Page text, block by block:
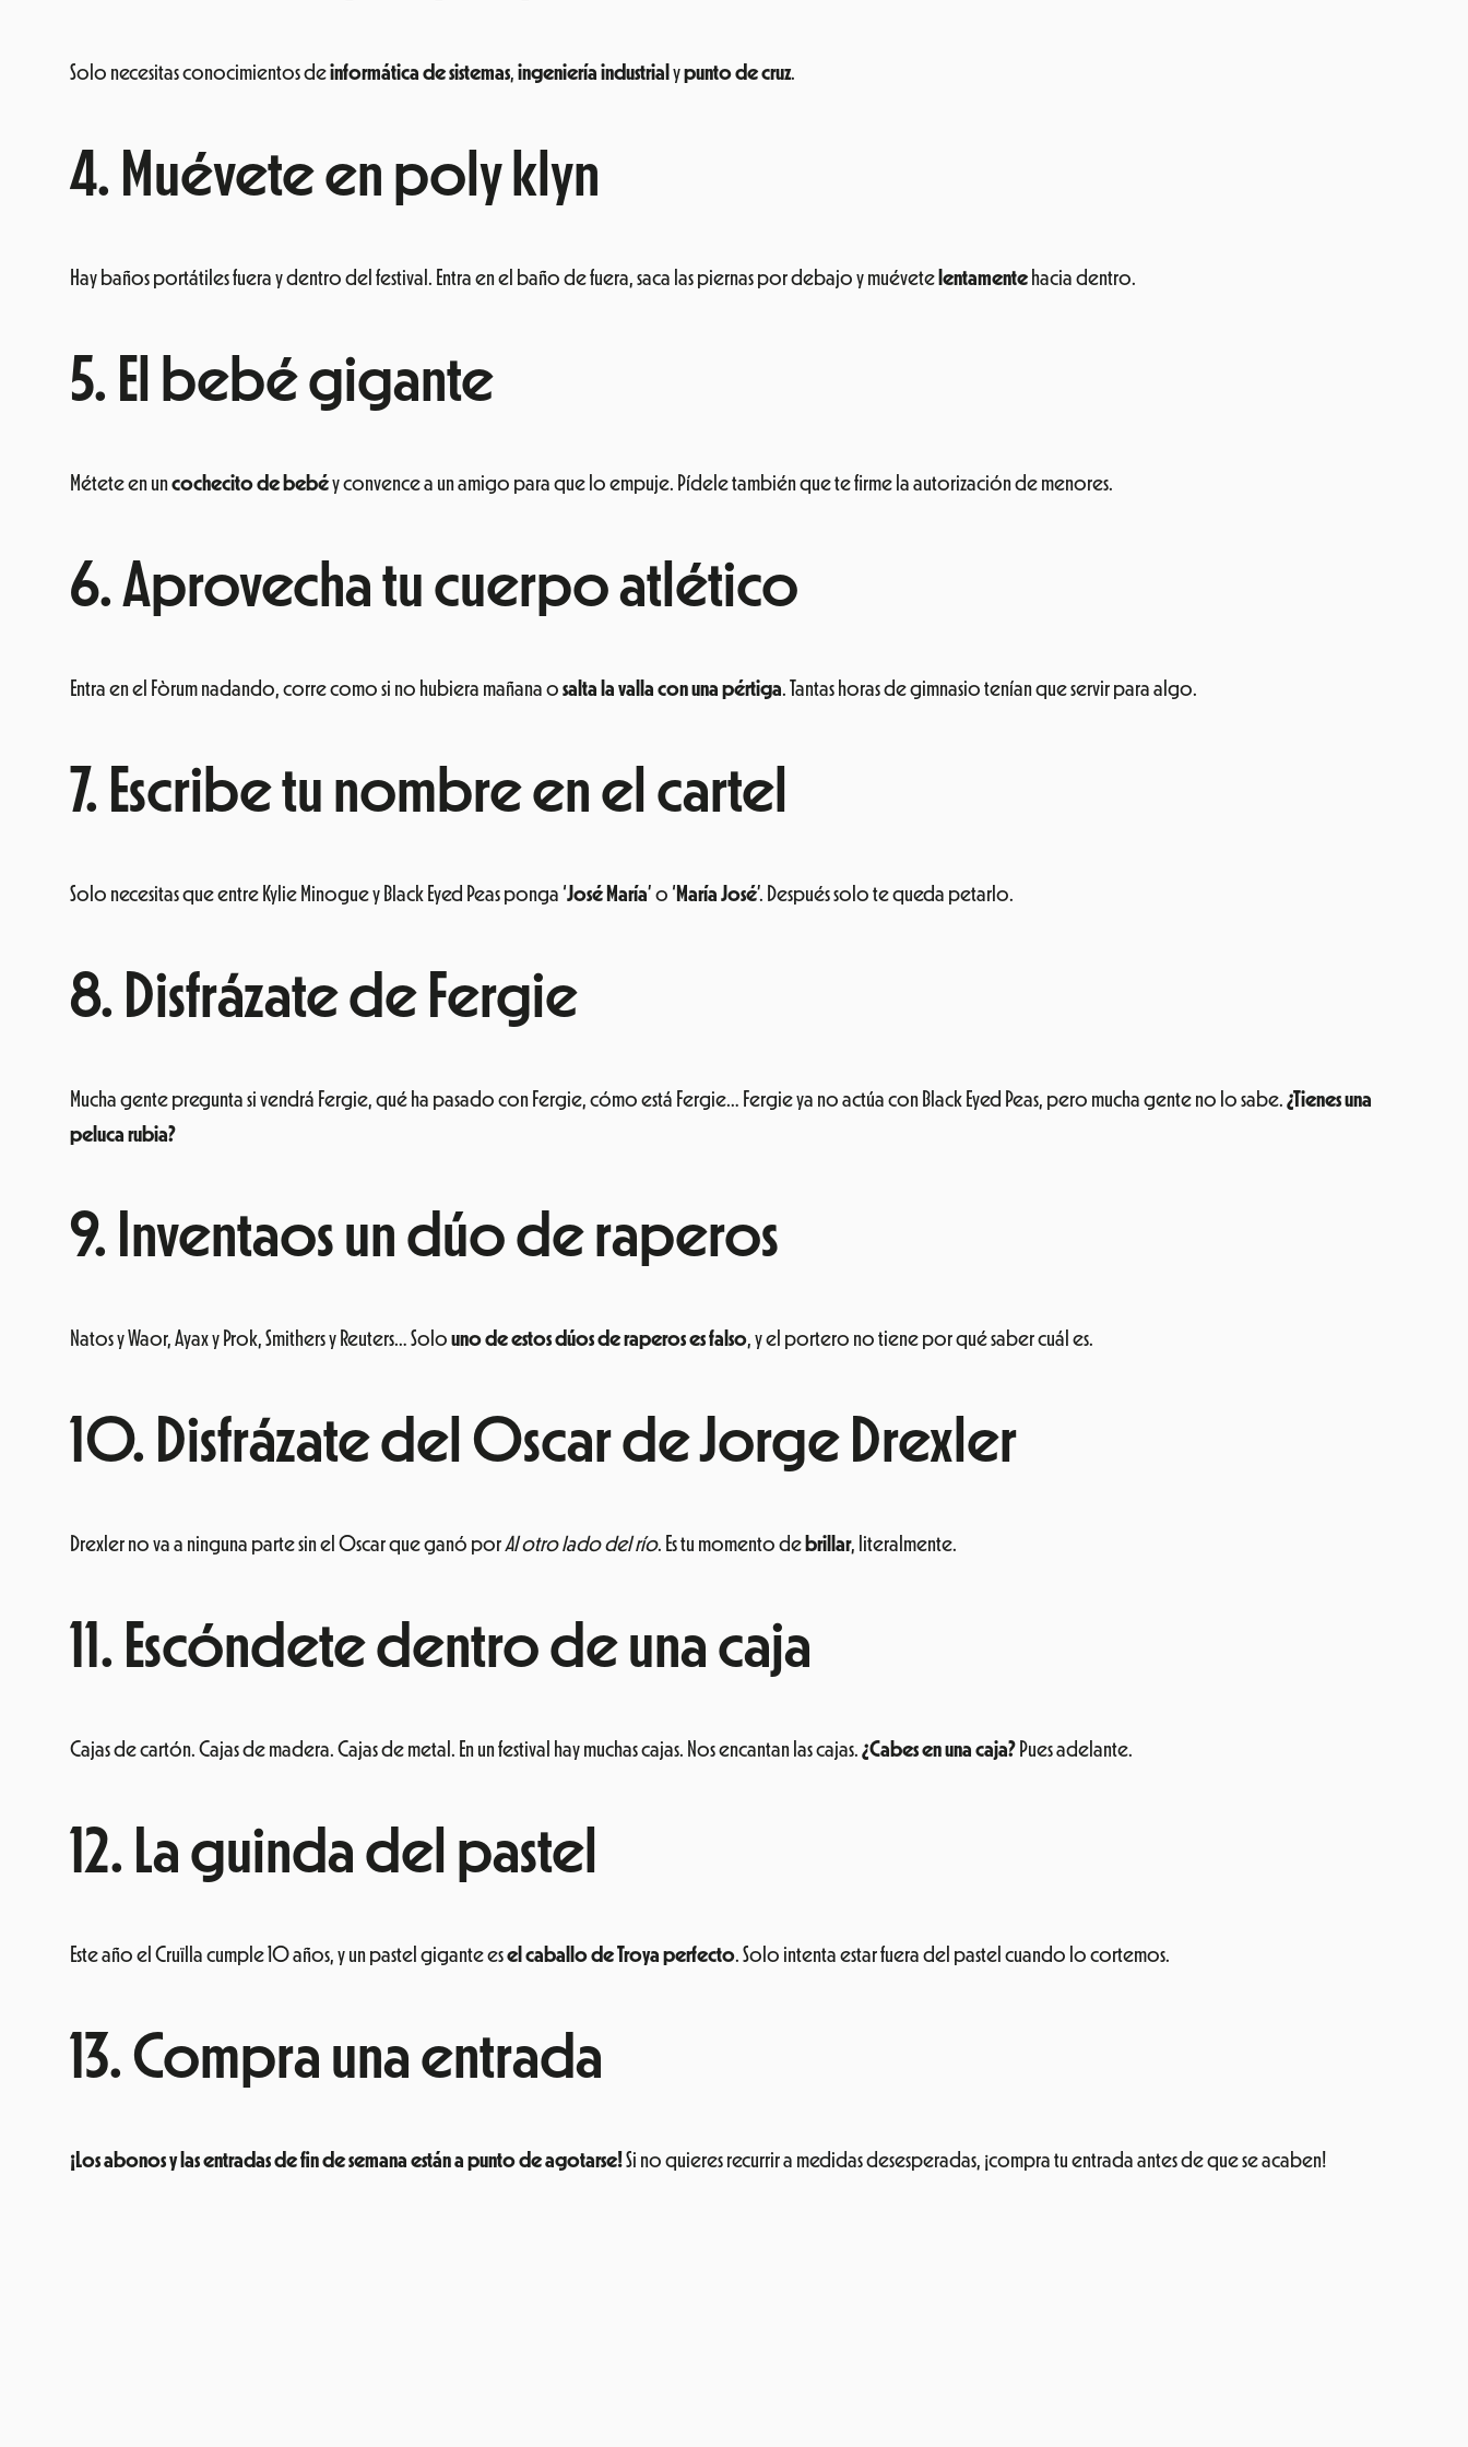
Solo necesitas conocimientos deinformática de sistemas, ingeniería industrial ypunto de cruz.
4. Muévete en poly klyn
Hay baños portátiles fuera y dentro del festival. Entra en el baño de fuera, saca las piernas por debajo y muévete lentamentehacia dentro.
5. El bebé gigante
Métete en uncochecito de bebéy convence a un amigo para que lo empuje. Pídele también que te firme la autorización de menores.
6. Aprovecha tu cuerpo atlético
Entra en el Fòrum nadando, corre como si no hubiera mañana o salta la valla con una pértiga. Tantas horas de gimnasio tenían que servir para algo.
7. Escribe tu nombre en el cartel
Solo necesitas que entre Kylie Minogue y Black Eyed Peas ponga ‘José María’ o ‘ María José’. Después solo te queda petarlo.
8. Disfrázate de Fergie
Mucha gente pregunta si vendrá Fergie, qué ha pasado con Fergie, cómo está Fergie… Fergie ya no actúa con Black Eyed Peas, pero mucha gente no lo sabe. ¿Tienes una
peluca rubia?
9. Inventaos un dúo de raperos
Natos y Waor, Ayax y Prok, Smithers y Reuters… Solo uno de estos dúos de raperos es falso, y el portero no tiene por qué saber cuál es.
10. Disfrázate del Oscar de Jorge Drexler
Drexler no va a ninguna parte sin el Oscar que ganó porAl otro lado del río. Es tu momento de brillar, literalmente.
11. Escóndete dentro de una caja
Cajas de cartón. Cajas de madera. Cajas de metal. En un festival hay muchas cajas. Nos encantan las cajas. ¿Cabes en una caja? Pues adelante.
12. La guinda del pastel
Este año el Cruïlla cumple 10 años, y un pastel gigante esel caballo de Troya perfecto. Solo intenta estar fuera del pastel cuando lo cortemos.
13. Compra una entrada
¡Los abonos y las entradas de fin de semana están a punto de agotarse!Si no quieres recurrir a medidas desesperadas, ¡compra tu entrada antes de que se acaben!